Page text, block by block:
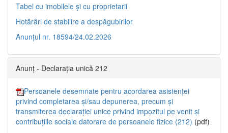
Tabel cu imobilele și cu proprietarii
Hotărâri de stabilire a despăgubirilor
Anunțul nr. 18594/24.02.2026
Anunț - Declarația unică 212
Persoanele desemnate pentru acordarea asistenței
privind completarea și/sau depunerea, precum și
transmiterea declarației unice privind impozitul pe venit și
contribuțiile sociale datorare de persoanele fizice (212) (pdf)